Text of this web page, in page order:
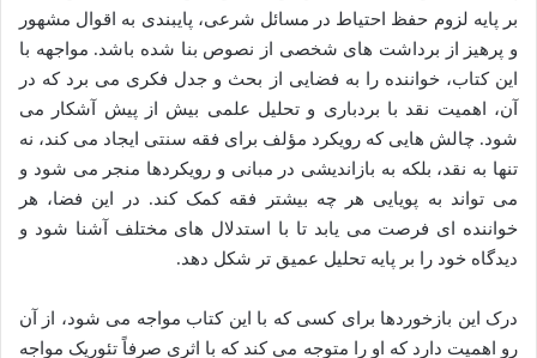
بر پایه لزوم حفظ احتیاط در مسائل شرعی، پایبندی به اقوال مشهور
و پرهیز از برداشت های شخصی از نصوص بنا شده باشد. مواجهه با
این کتاب، خواننده را به فضایی از بحث و جدل فکری می برد که در
آن، اهمیت نقد با بردباری و تحلیل علمی بیش از پیش آشکار می
شود. چالش هایی که رویکرد مؤلف برای فقه سنتی ایجاد می کند، نه
تنها به نقد، بلکه به بازاندیشی در مبانی و رویکردها منجر می شود و
می تواند به پویایی هر چه بیشتر فقه کمک کند. در این فضا، هر
خواننده ای فرصت می یابد تا با استدلال های مختلف آشنا شود و
دیدگاه خود را بر پایه تحلیل عمیق تر شکل دهد.
درک این بازخوردها برای کسی که با این کتاب مواجه می شود، از آن
رو اهمیت دارد که او را متوجه می کند که با اثری صرفاً تئوریک مواجه